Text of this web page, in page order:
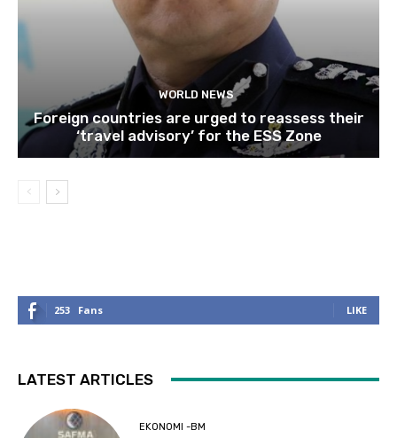
WORLD NEWS
Foreign countries are urged to reassess their
‘travel advisory’ for the ESS Zone
253 Fans LIKE
LATEST ARTICLES
EKONOMI -BM